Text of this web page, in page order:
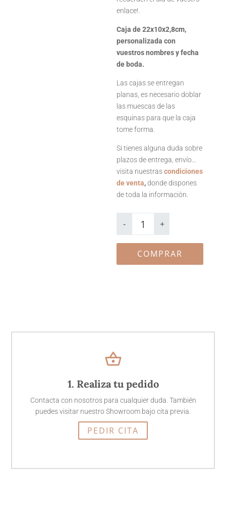
enlace!.
Caja de 22x10x2,8cm,
personalizada con
vuestros nombres y fecha
de boda.
Las cajas se entregan
planas, es necesario doblar
las muescas de las
esquinas para que la caja
tome forma.
Si tienes alguna duda sobre
plazos de entrega, envío…
visita nuestrascondiciones
de venta,donde dispones
de toda la información.
-
Caja
rellenable
Passport
cantidad
+
COMPRAR
shopping_basket
1. Realiza tu pedido
Contacta con nosotros para cualquier duda. También
puedes visitar nuestro Showroom bajo cita previa.
PEDIR CITA